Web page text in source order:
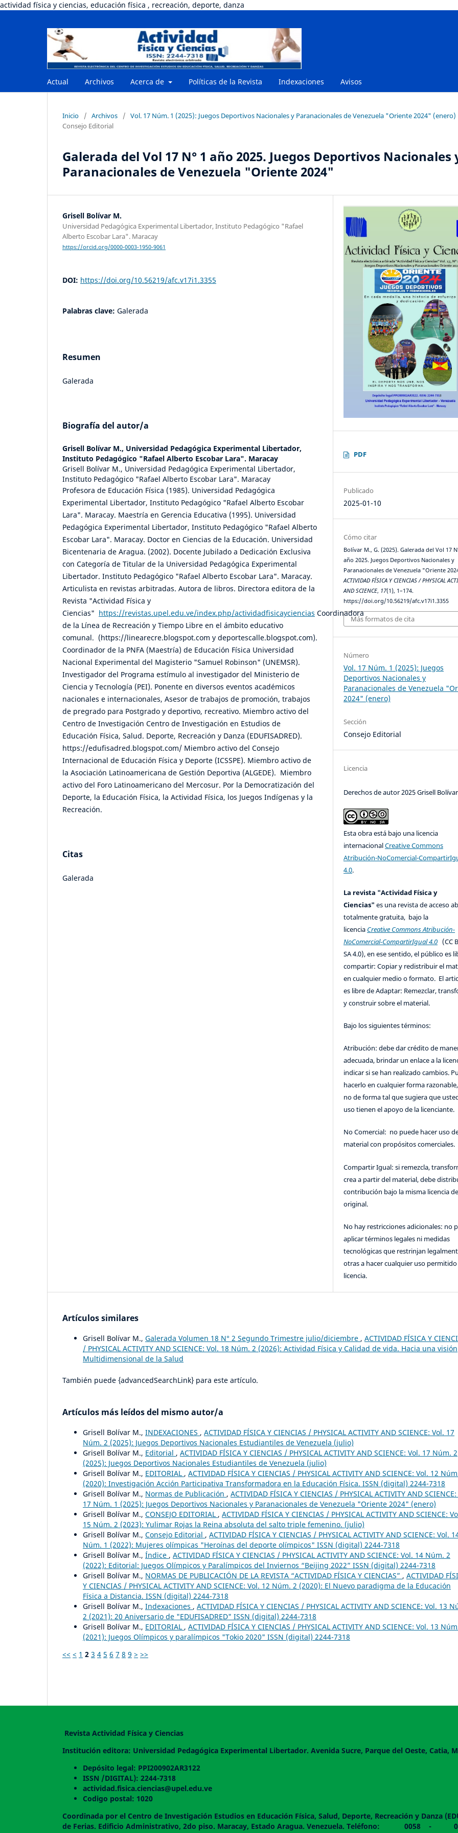
actividad física y ciencias, educación física , recreación, deporte, danza
Actual Archivos Acerca de Políticas de la Revista Indexaciones Avisos
Inicio / Archivos / Vol. 17 Núm. 1 (2025): Juegos Deportivos Nacionales y Paranacionales de Venezuela "Oriente 2024" (enero)
Consejo Editorial
Galerada del Vol 17 N° 1 año 2025. Juegos Deportivos Nacionales
Paranacionales de Venezuela "Oriente 2024"
Grisell Bolívar M.
Universidad Pedagógica Experimental Libertador, Instituto Pedagógico "Rafael
Alberto Escobar Lara". Maracay
https://orcid.org/0000-0003-1950-9061
DOI: https://doi.org/10.56219/afc.v17i1.3355
Palabras clave: Galerada
Resumen
Galerada
Biografía del autor/a
Grisell Bolívar M., Universidad Pedagógica Experimental Libertador,
Instituto Pedagógico "Rafael Alberto Escobar Lara". Maracay
Grisell Bolívar M., Universidad Pedagógica Experimental Libertador,
Instituto Pedagógico "Rafael Alberto Escobar Lara". Maracay
Profesora de Educación Física (1985). Universidad Pedagógica
Experimental Libertador, Instituto Pedagógico "Rafael Alberto Escobar
Lara". Maracay. Maestría en Gerencia Educativa (1995). Universidad
Pedagógica Experimental Libertador, Instituto Pedagógico "Rafael Alberto
Escobar Lara". Maracay. Doctor en Ciencias de la Educación. Universidad
Bicentenaria de Aragua. (2002). Docente Jubilado a Dedicación Exclusiva
con Categoría de Titular de la Universidad Pedagógica Experimental
Libertador. Instituto Pedagógico "Rafael Alberto Escobar Lara". Maracay.
Articulista en revistas arbitradas. Autora de libros. Directora editora de la
Revista "Actividad Física y
Ciencias" https://revistas.upel.edu.ve/index.php/actividadfisicayciencias Coordinadora
de la Línea de Recreación y Tiempo Libre en el ámbito educativo
comunal. (https://linearecre.blogspot.com y deportescalle.blogspot.com).
Coordinador de la PNFA (Maestría) de Educación Física Universidad
Nacional Experimental del Magisterio "Samuel Robinson" (UNEMSR).
Investigador del Programa estímulo al investigador del Ministerio de
Ciencia y Tecnología (PEI). Ponente en diversos eventos académicos
nacionales e internacionales, Asesor de trabajos de promoción, trabajos
de pregrado para Postgrado y deportivo, recreativo. Miembro activo del
Centro de Investigación Centro de Investigación en Estudios de
Educación Física, Salud. Deporte, Recreación y Danza (EDUFISADRED).
https://edufisadred.blogspot.com/ Miembro activo del Consejo
Internacional de Educación Física y Deporte (ICSSPE). Miembro activo de
la Asociación Latinoamericana de Gestión Deportiva (ALGEDE). Miembro
activo del Foro Latinoamericano del Mercosur. Por la Democratización del
Deporte, la Educación Física, la Actividad Física, los Juegos Indígenas y la
Recreación.
Citas
Galerada
PDF
Publicado
2025-01-10
Cómo citar
Bolívar M., G. (2025). Galerada del Vol 17
año 2025. Juegos Deportivos Nacionales y
Paranacionales de Venezuela "Oriente
ACTIVIDAD FÍSICA Y CIENCIAS / PHYSICAL
AND SCIENCE, 17(1), 1–174.
https://doi.org/10.56219/afc.v17i1.3355
Más formatos de cita
Número
Vol. 17 Núm. 1 (2025): Juegos
Deportivos Nacionales y
Paranacionales de Venezuela
2024" (enero)
Sección
Consejo Editorial
Licencia
Derechos de autor 2025 Grisell
Esta obra está bajo una licencia
internacionalCreative Commons
Atribución-NoComercial-
4.0.
La revista "Actividad Física y
Ciencias"es una revista de acceso
totalmente gratuita, bajo la
licencia Creative Commons Atribución-
NoComercial-CompartirIgual 4.0 (CC
SA 4.0), en ese sentido, el público es
compartir: Copiar y redistribuir el
en cualquier medio o formato. El
es libre de Adaptar: Remezclar,
y construir sobre el material.
Bajo los siguientes términos:
Atribución: debe dar crédito de
adecuada, brindar un enlace a la
indicar si se han realizado cambios.
hacerlo en cualquier forma
no de forma tal que sugiera que
uso tienen el apoyo de la licenciante.
No Comercial: no puede hacer uso
material con propósitos comerciales.
Compartir Igual: si remezcla,
crea a partir del material, debe
contribución bajo la misma licencia
original.
No hay restricciones adicionales: no
aplicar términos legales ni medidas
tecnológicas que restrinjan
otras a hacer cualquier uso
licencia.
Artículos similares
Grisell Bolívar M., Galerada Volumen 18 N° 2 Segundo Trimestre julio/diciembre , ACTIVIDAD FÍSICA Y
/ PHYSICAL ACTIVITY AND SCIENCE: Vol. 18 Núm. 2 (2026): Actividad Física y Calidad de vida. Hacia una visión
Multidimensional de la Salud
También puede {advancedSearchLink} para este artículo.
Artículos más leídos del mismo autor/a
Grisell Bolívar M., INDEXACIONES , ACTIVIDAD FÍSICA Y CIENCIAS / PHYSICAL ACTIVITY AND SCIENCE: Vol. 17
Núm. 2 (2025): Juegos Deportivos Nacionales Estudiantiles de Venezuela (julio)
Grisell Bolívar M., Editorial , ACTIVIDAD FÍSICA Y CIENCIAS / PHYSICAL ACTIVITY AND SCIENCE: Vol. 17 Núm. 2
(2025): Juegos Deportivos Nacionales Estudiantiles de Venezuela (julio)
Grisell Bolívar M., EDITORIAL , ACTIVIDAD FÍSICA Y CIENCIAS / PHYSICAL ACTIVITY AND SCIENCE: Vol. 12
(2020): Investigación Acción Participativa Transformadora en la Educación Física. ISSN (digital) 2244-7318
Grisell Bolívar M., Normas de Publicación , ACTIVIDAD FÍSICA Y CIENCIAS / PHYSICAL ACTIVITY AND
17 Núm. 1 (2025): Juegos Deportivos Nacionales y Paranacionales de Venezuela "Oriente 2024" (enero)
Grisell Bolívar M., CONSEJO EDITORIAL , ACTIVIDAD FÍSICA Y CIENCIAS / PHYSICAL ACTIVITY AND SCIENCE:
15 Núm. 2 (2023): Yulimar Rojas la Reina absoluta del salto triple femenino. (julio)
Grisell Bolívar M., Consejo Editorial , ACTIVIDAD FÍSICA Y CIENCIAS / PHYSICAL ACTIVITY AND SCIENCE: Vol.
Núm. 1 (2022): Mujeres olímpicas "Heroínas del deporte olímpicos" ISSN (digital) 2244-7318
Grisell Bolívar M., Índice , ACTIVIDAD FÍSICA Y CIENCIAS / PHYSICAL ACTIVITY AND SCIENCE: Vol. 14 Núm. 2
(2022): Editorial: Juegos Olímpicos y Paralímpicos del Inviernos “Beijing 2022” ISSN (digital) 2244-7318
Grisell Bolívar M., NORMAS DE PUBLICACIÓN DE LA REVISTA “ACTIVIDAD FÍSICA Y CIENCIAS” , ACTIVIDAD
Y CIENCIAS / PHYSICAL ACTIVITY AND SCIENCE: Vol. 12 Núm. 2 (2020): El Nuevo paradigma de la Educación
Física a Distancia. ISSN (digital) 2244-7318
Grisell Bolívar M., Indexaciones , ACTIVIDAD FÍSICA Y CIENCIAS / PHYSICAL ACTIVITY AND SCIENCE: Vol. 13
2 (2021): 20 Aniversario de "EDUFISADRED" ISSN (digital) 2244-7318
Grisell Bolívar M., EDITORIAL , ACTIVIDAD FÍSICA Y CIENCIAS / PHYSICAL ACTIVITY AND SCIENCE: Vol. 13
(2021): Juegos Olímpicos y paralímpicos "Tokio 2020" ISSN (digital) 2244-7318
<< < 1 2 3 4 5 6 7 8 9 > >>
Revista Actividad Física y Ciencias
Institución editora: Universidad Pedagógica Experimental Libertador. Avenida Sucre, Parque del Oeste, Catia,
Depósito legal: PPI200902AR3122
ISSN /DIGITAL): 2244-7318
actividad.fisica.ciencias@upel.edu.ve
Codigo postal: 1020
Coordinada por el Centro de Investigación Estudios en Educación Física, Salud, Deporte, Recreación y Danza
de Ferias. Edificio Administrativo, 2do piso. Maracay, Estado Aragua. Venezuela. Teléfono: